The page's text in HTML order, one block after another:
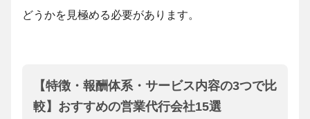
どうかを見極める必要があります。
【特徴・報酬体系・サービス内容の3つで比
較】おすすめの営業代行会社15選